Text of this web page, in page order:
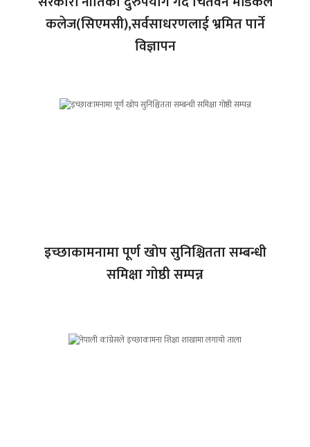
कलेज(सिएमसी),सर्वसाधरणलाई भ्रमित पार्ने
विज्ञापन
इच्छाकामनामा पूर्ण खोप सुनिश्चितता सम्बन्धी
समिक्षा गोष्ठी सम्पन्न